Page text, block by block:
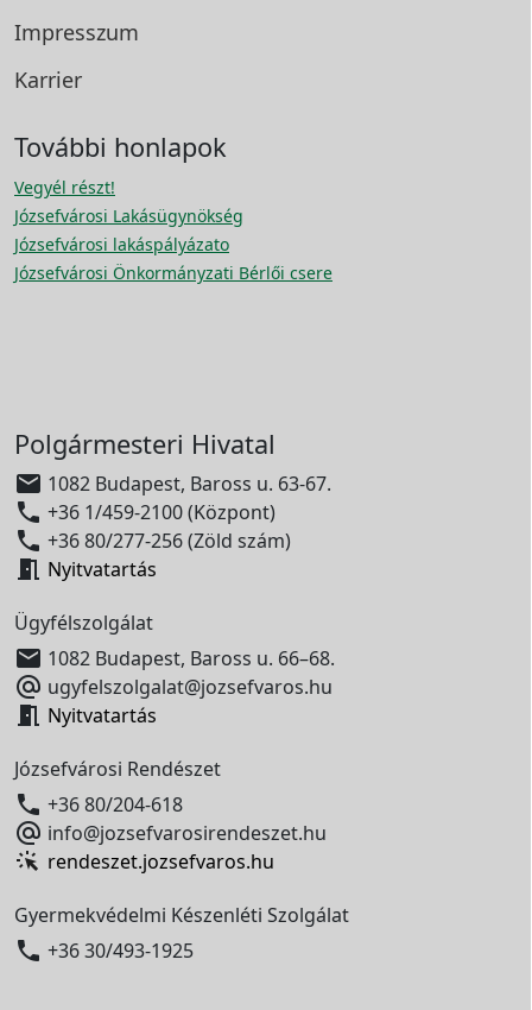
Impresszum
Karrier
További honlapok
Vegyél részt!
Józsefvárosi Lakásügynökség
Józsefvárosi lakáspályázato
Józsefvárosi Önkormányzati Bérlői csere
Polgármesteri Hivatal
 1082 Budapest, Baross u. 63-67.
 +36 1/459-2100 (Központ)
 +36 80/277-256 (Zöld szám)
 Nyitvatartás
Ügyfélszolgálat
 1082 Budapest, Baross u. 66–68.
 ugyfelszolgalat@jozsefvaros.hu
 Nyitvatartás
Józsefvárosi Rendészet
 +36 80/204-618
 info@jozsefvarosirendeszet.hu
rendeszet.jozsefvaros.hu
Gyermekvédelmi Készenléti Szolgálat
 +36 30/493-1925